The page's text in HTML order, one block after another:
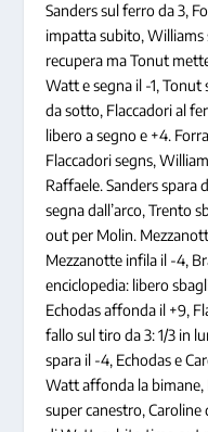
Sanders sul ferro da 3,
impatta subito, Williams
recupera ma Tonut
Watt e segna il -1, Tonut
da sotto, Flaccadori al
libero a segno e +4.
Flaccadori segns,
Raffaele. Sanders spara
segna dall’arco, Trento
out per Molin.
Mezzanotte infila il -4,
enciclopedia: libero
Echodas affonda il +9,
fallo sul tiro da 3: 1/3 in
spara il -4, Echodas e
Watt affonda la
super canestro,